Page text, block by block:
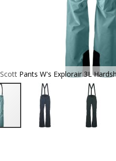
Scott Pants W's Explorair 3L